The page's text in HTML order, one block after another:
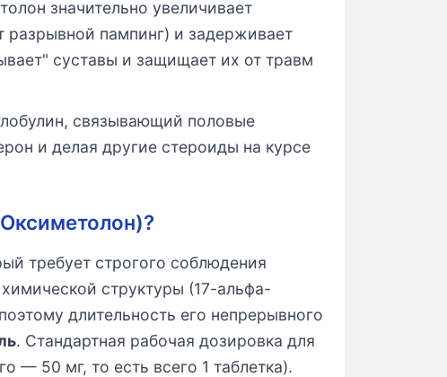
значительно увеличивает
разрывной пампинг) и задерживает
суставы и защищает их от травм
связывающий половые
и делая другие стероиды на курсе
требует строгого соблюдения
структуры (17-альфа-
длительность его непрерывного
. Стандартная рабочая дозировка для
— 50 мг, то есть всего 1 таблетка).